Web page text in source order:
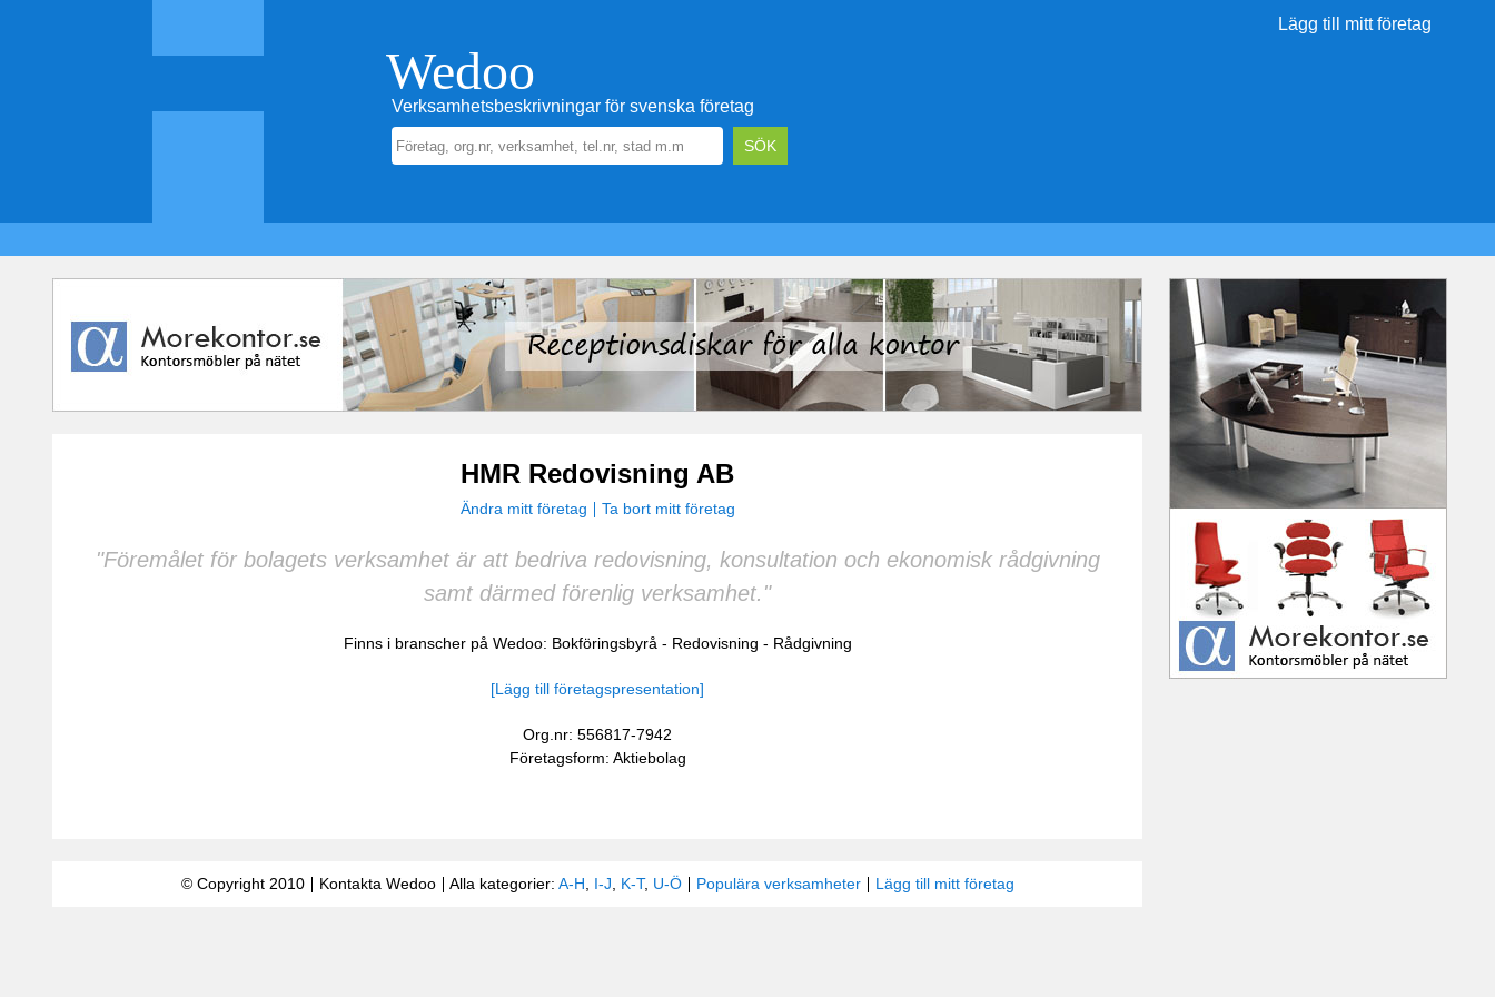
Lägg till mitt företag
Wedoo
Verksamhetsbeskrivningar för svenska företag
HMR Redovisning AB
Ändra mitt företag Ta bort mitt företag
"Föremålet för bolagets verksamhet är att bedriva redovisning, konsultation och ekonomisk rådgivning
samt därmed förenlig verksamhet."
Finns i branscher på Wedoo: Bokföringsbyrå - Redovisning - Rådgivning
[Lägg till företagspresentation]
Org.nr: 556817-7942
Företagsform: Aktiebolag
© Copyright 2010 Kontakta Wedoo Alla kategorier: A-H I-J K-T, U-Ö Populära verksamheter Lägg till mitt företag